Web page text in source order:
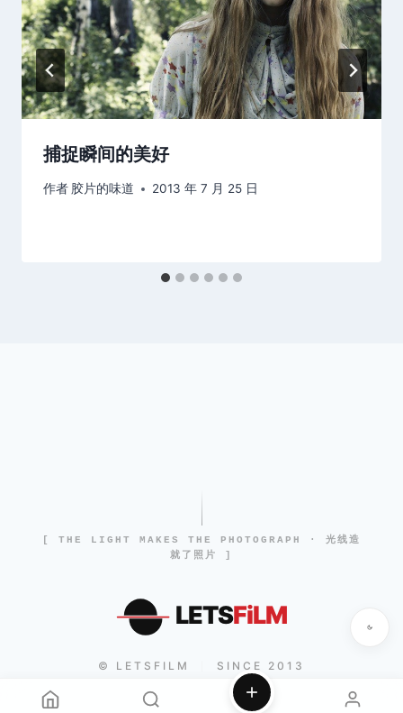
捕捉瞬间的美好
作者 胶片的味道 2013 年 7 月 25 日
[ THE LIGHT MAKES THE PHOTOGRAPH · 光线造
就了照片 ]
LETSFiLM
© LETSFILM SINCE 2013